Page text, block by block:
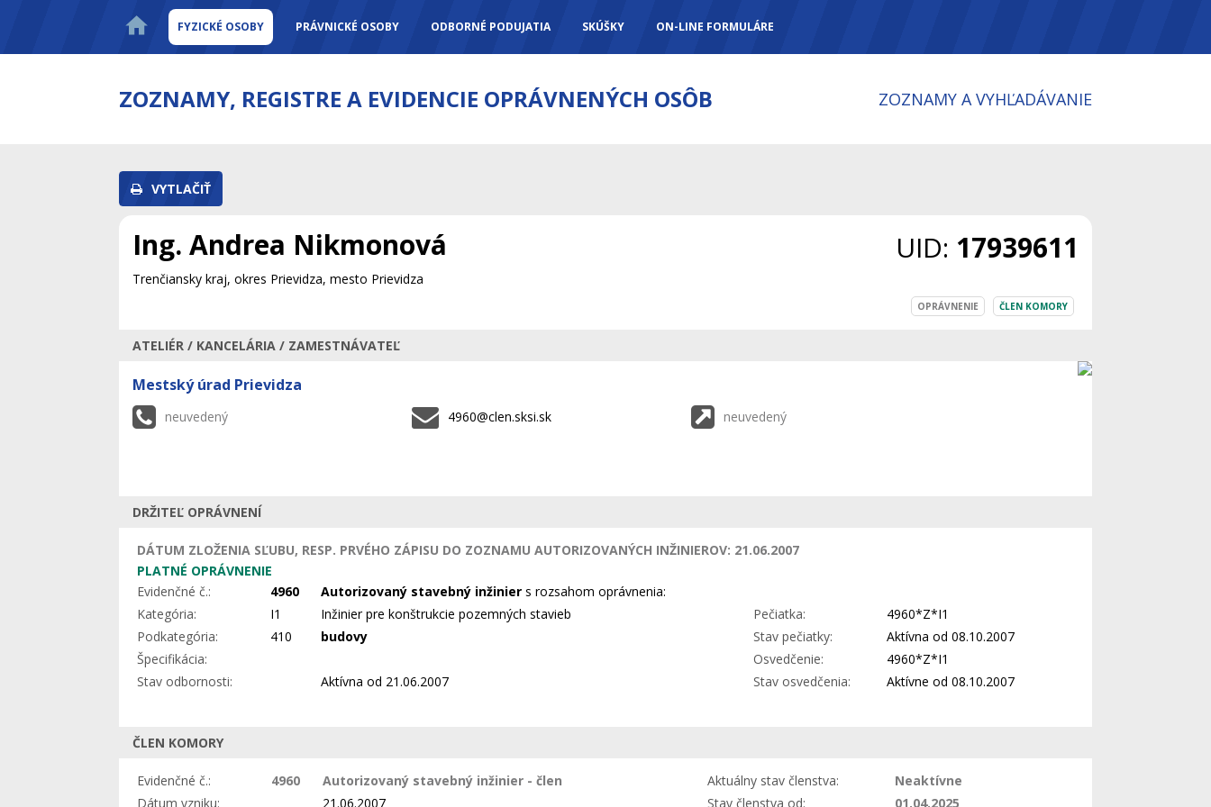
FYZICKÉ OSOBY PRÁVNICKÉ OSOBY ODBORNÉ PODUJATIA SKÚŠKY ON-LINE FORMULÁRE
ZOZNAMY, REGISTRE A EVIDENCIE OPRÁVNENÝCH OSÔB ZOZNAMY A VYHĽADÁVANIE
VYTLAČIŤ
UID: 17939611
Ing. Andrea Nikmonová
Trenčiansky kraj, okres Prievidza, mesto Prievidza
OPRÁVNENIE ČLEN KOMORY
ATELIÉR / KANCELÁRIA / ZAMESTNÁVATEĽ
Mestský úrad Prievidza
neuvedený 4960@clen.sksi.sk neuvedený
DRŽITEĽ OPRÁVNENÍ
DÁTUM ZLOŽENIA SĽUBU, RESP. PRVÉHO ZÁPISU DO ZOZNAMU AUTORIZOVANÝCH INŽINIEROV: 21.06.2007
PLATNÉ OPRÁVNENIE
Evidenčné č.:
4960 Autorizovaný stavebný inžinier s rozsahom oprávnenia:
Kategória:
I1 Inžinier pre konštrukcie pozemných stavieb Pečiatka:
4960*Z*I1
Podkategória:
410 budovy Stav pečiatky:
Aktívna od 08.10.2007
Špecifikácia:
Osvedčenie:
4960*Z*I1
Stav odbornosti:
Aktívna od 21.06.2007 Stav osvedčenia: Aktívne od 08.10.2007
ČLEN KOMORY
Evidenčné č.: 4960 Autorizovaný stavebný inžinier - člen Aktuálny stav členstva:
Neaktívne
Dátum vzniku:
21.06.2007 Stav členstva od: 01.04.2025